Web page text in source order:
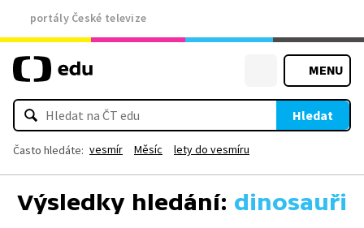
portály České televize
MENU
Hledat
Často hledáte: vesmír Měsíc lety do vesmíru
Výsledky hledání: dinosauři